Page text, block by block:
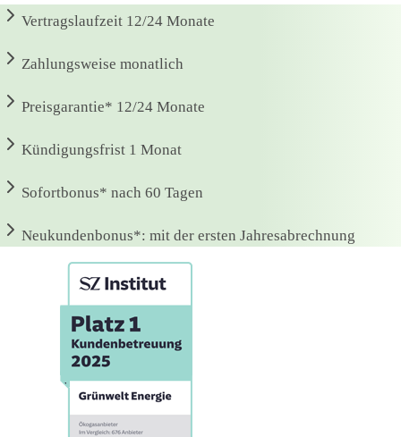
Vertragslaufzeit 12/24 Monate
Zahlungsweise monatlich
Preisgarantie* 12/24 Monate
Kündigungsfrist 1 Monat
Sofortbonus* nach 60 Tagen
Neukundenbonus*: mit der ersten Jahresabrechnung